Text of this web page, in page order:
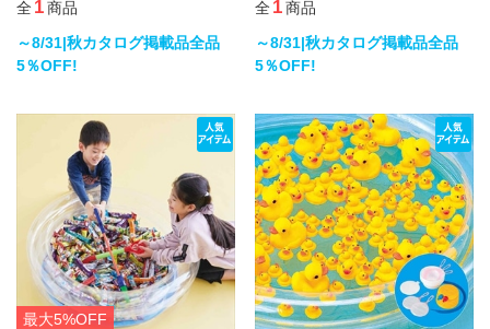
全1商品
～8/31|秋カタログ掲載品全品
5％OFF!
全1商品
～8/31|秋カタログ掲載品全品
5％OFF!
最大5%OFF